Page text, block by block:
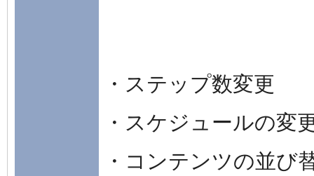
・ステップ数変更
・スケジュールの変
・コンテンツの並び